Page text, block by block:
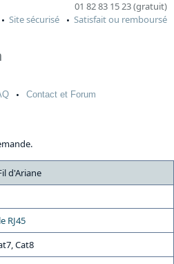
01 82 83 15 23 (gratuit)
Site sécurisé
Satisfait ou remboursé
Contactet Forum
d'Ariane
RJ45
Cat8